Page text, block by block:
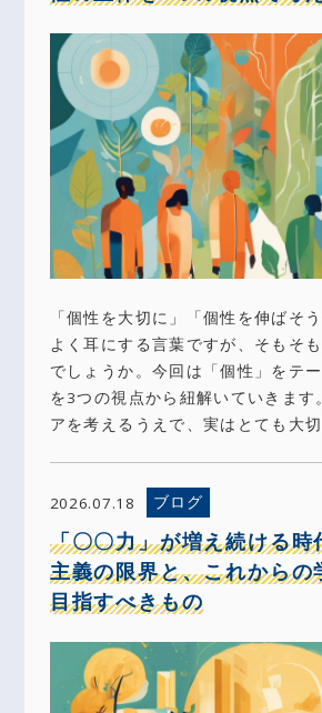
「個性を大切に」「個性を伸ばそ
よく耳にする言葉ですが、そもそ
でしょうか。今回は「個性」をテ
を3つの視点から紐解いていきます
アを考えるうえで、実はとても大
2026.07.18 ブログ
「〇〇力」が増え続ける
主義の限界と、これからの
目指すべきもの